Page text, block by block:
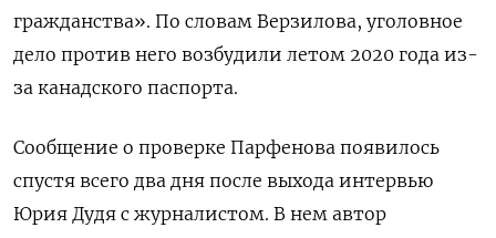
гражданства». По словам Верзилова, уголовное
дело против него возбудили летом 2020 года из-
за канадского паспорта.
Сообщение о проверке Парфенова появилось
спустя всего два дня после выхода интервью
Юрия Дудя с журналистом. В нем автор